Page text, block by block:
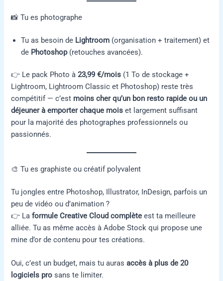
📸 Tu es photographe
Tu as besoin de Lightroom (organisation + traitement) et
de Photoshop(retouches avancées).
👉 Le pack Photo à23,99 €/mois (1 To de stockage +
Lightroom, Lightroom Classic et Photoshop) reste très
compétitif — c’est moins cher qu’un bon resto rapide ou un
déjeuner à emporter chaque mois et largement suffisant
pour la majorité des photographes professionnels ou
passionnés.
🎨 Tu es graphiste ou créatif polyvalent
Tu jongles entre Photoshop, Illustrator, InDesign, parfois un
peu de vidéo ou d’animation ?
👉 Laformule Creative Cloud complète est ta meilleure
alliée. Tu as même accès à Adobe Stock qui propose une
mine d’or de contenu pour tes créations.
Oui, c’est un budget, mais tu aurasaccès à plus de 20
logiciels pro sans te limiter.